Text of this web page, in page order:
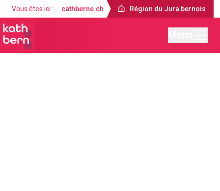
Vous êtes ici : cathberne.ch Région du Jura bernois